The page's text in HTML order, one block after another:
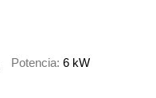
Potencia 6 kW